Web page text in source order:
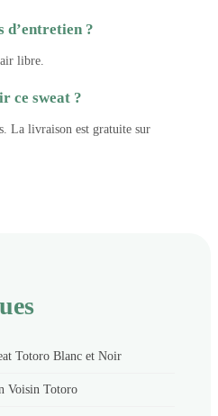
d’entretien ?
libre.
ce sweat ?
La livraison est gratuite sur
Totoro Blanc et Noir
Voisin Totoro